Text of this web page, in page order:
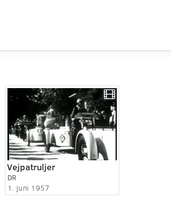
Vejpatruljer
DR
1. juni 1957